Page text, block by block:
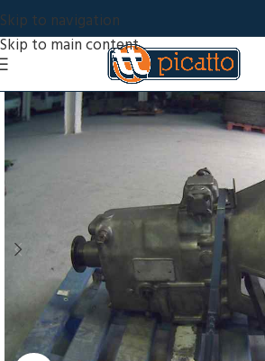
Skip to navigation
Skip to main content